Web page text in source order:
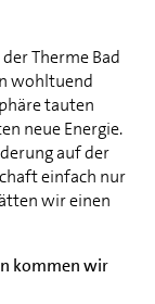
Therme Bad
wohltuend
tauten
neue Energie.
auf der
einfach nur
wir einen
kommen wir